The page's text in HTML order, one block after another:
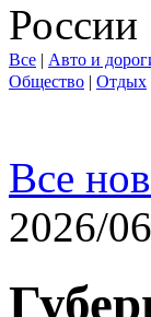
России
Все | Авто и
Общество | Отдых
Все
2026/